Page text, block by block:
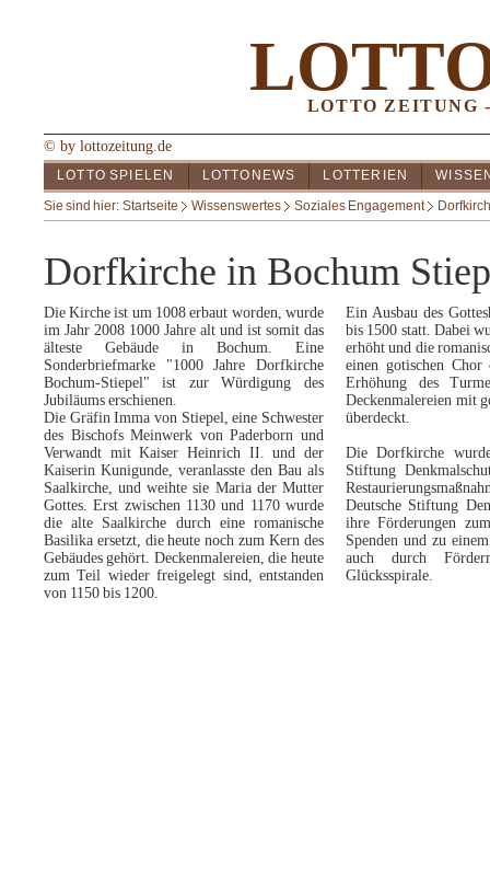
LOTTO ZEITUNG
© by lottozeitung.de
LOTTO SPIELEN LOTTONEWS LOTTERIEN
Sie sind hier: Startseite Wissenswertes Soziales Engagement
Dorfkirche in Bochum
Die Kirche ist um 1008 erbaut worden, wurde
im Jahr 2008 1000 Jahre alt und ist somit das
älteste Gebäude in Bochum. Eine
Sonderbriefmarke "1000 Jahre Dorfkirche
Bochum-Stiepel" ist zur Würdigung des
Jubiläums erschienen.
Die Gräfin Imma von Stiepel, eine Schwester
des Bischofs Meinwerk von Paderborn und
Verwandt mit Kaiser Heinrich II. und der
Kaiserin Kunigunde, veranlasste den Bau als
Saalkirche, und weihte sie Maria der Mutter
Gottes. Erst zwischen 1130 und 1170 wurde
die alte Saalkirche durch eine romanische
Basilika ersetzt, die heute noch zum Kern des
Gebäudes gehört. Deckenmalereien, die heute
zum Teil wieder freigelegt sind, entstanden
von 1150 bis 1200.
Ein Ausbau des
bis 1500 statt. Dabei
erhöht und die
einen gotischen Chor
Erhöhung des
Deckenmalereien mit
überdeckt.
Die Dorfkirche
Stiftung
Deutsche Stiftung
ihre Förderungen
Spenden und zu
auch durch
Glücksspirale.